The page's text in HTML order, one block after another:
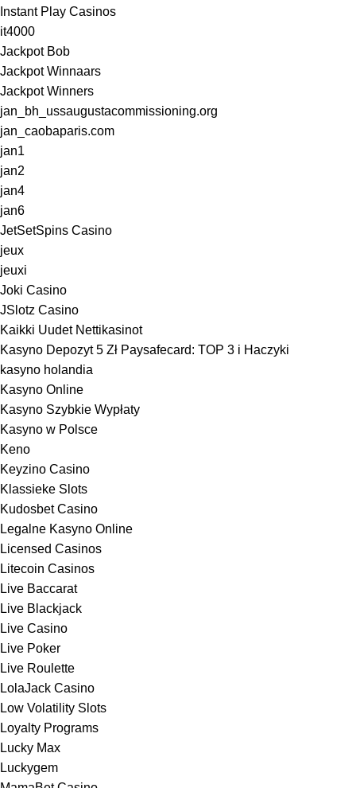
Instant Play Casinos
it4000
Jackpot Bob
Jackpot Winnaars
Jackpot Winners
jan_bh_ussaugustacommissioning.org
jan_caobaparis.com
jan1
jan2
jan4
jan6
JetSetSpins Casino
jeux
jeuxi
Joki Casino
JSlotz Casino
Kaikki Uudet Nettikasinot
Kasyno Depozyt 5 Zł Paysafecard: TOP 3 i Haczyki
kasyno holandia
Kasyno Online
Kasyno Szybkie Wypłaty
Kasyno w Polsce
Keno
Keyzino Casino
Klassieke Slots
Kudosbet Casino
Legalne Kasyno Online
Licensed Casinos
Litecoin Casinos
Live Baccarat
Live Blackjack
Live Casino
Live Poker
Live Roulette
LolaJack Casino
Low Volatility Slots
Loyalty Programs
Lucky Max
Luckygem